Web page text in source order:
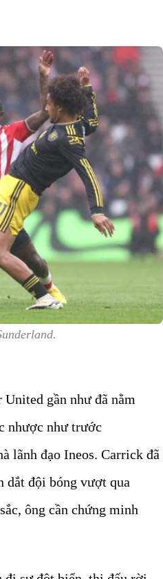
gần như đã nằm
nhược như trước
lãnh đạo Ineos. Carrick đã
dắt đội bóng vượt qua
ông cần chứng minh